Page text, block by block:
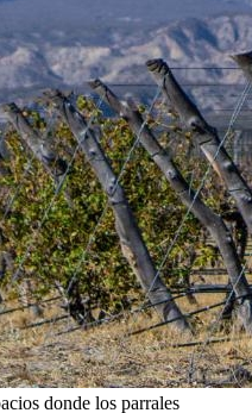
donde los parrales